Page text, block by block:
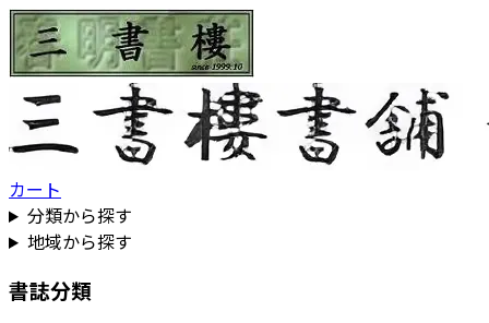
カート
分類から探す
地域から探す
書誌分類